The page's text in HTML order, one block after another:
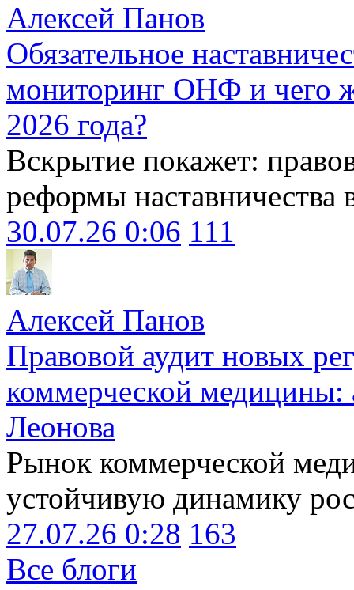
Алексей Панов
Обязательное
мониторинг ОНФ и чего
2026 года?
Вскрытие покажет:
реформы наставничества
30.07.26 0:06 111
Алексей Панов
Правовой аудит новых
коммерческой медицины:
Леонова
Рынок коммерческой
устойчивую динамику
27.07.26 0:28 163
Все блоги